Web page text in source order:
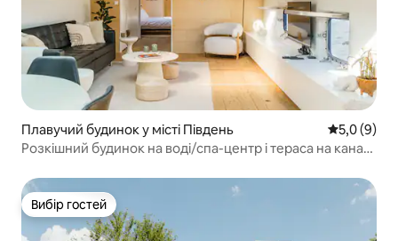
Плавучий будинок у місті Південь Середня
5,0 (9)
Розкішний будинок на воді/спа-центр і тераса на каналі
Вибір гостей
Вибір гостей